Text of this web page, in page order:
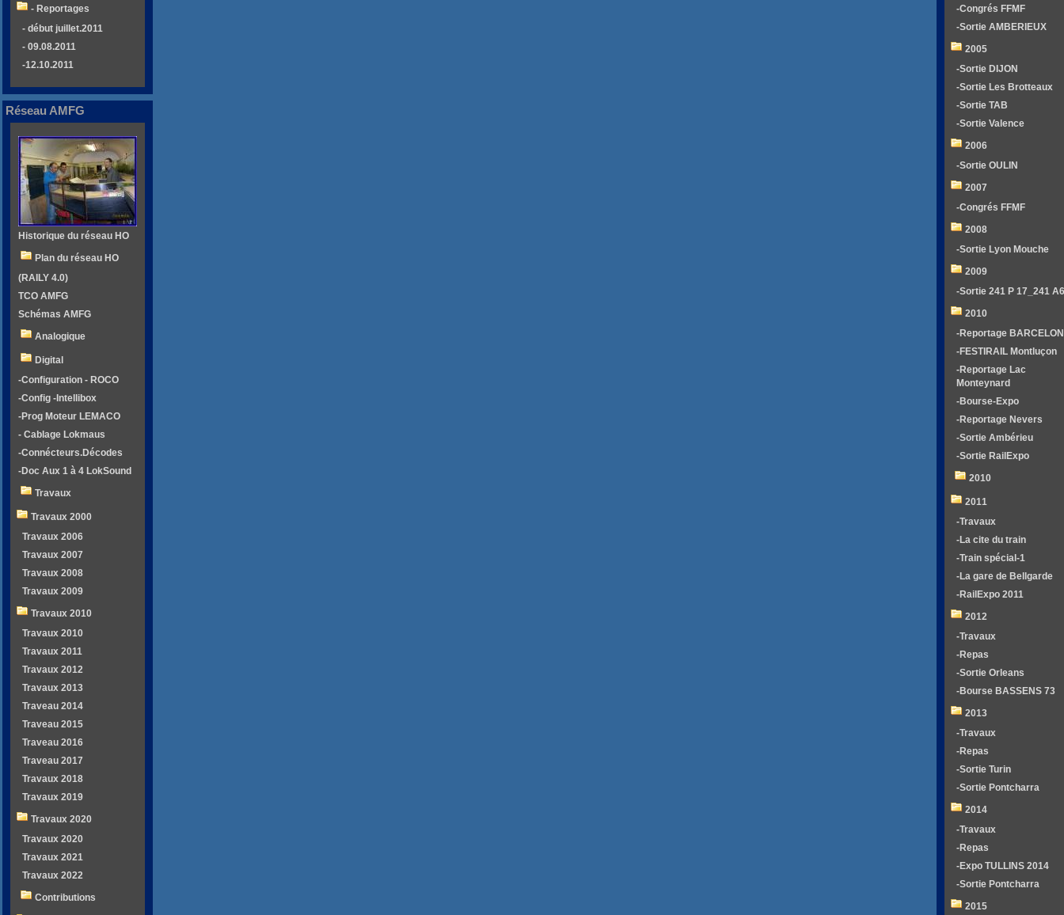
- Reportages
- début juillet.2011
- 09.08.2011
-12.10.2011
Réseau AMFG
Historique du réseau HO
Plan du réseau HO
(RAILY 4.0)
TCO AMFG
Schémas AMFG
Analogique
Digital
-Configuration - ROCO
-Config -Intellibox
-Prog Moteur LEMACO
- Cablage Lokmaus
-Connécteurs.Décodes
-Doc Aux 1 à 4 LokSound
Travaux
Travaux 2000
Travaux 2006
Travaux 2007
Travaux 2008
Travaux 2009
Travaux 2010
Travaux 2010
Travaux 2011
Travaux 2012
Travaux 2013
Traveau 2014
Traveau 2015
Traveau 2016
Traveau 2017
Travaux 2018
Travaux 2019
Travaux 2020
Travaux 2020
Travaux 2021
Travaux 2022
Contributions
-Congrés FFMF
-Sortie AMBERIEUX
2005
-Sortie DIJON
-Sortie Les Brotteaux
-Sortie TAB
-Sortie Valence
2006
-Sortie OULIN
2007
-Congrés FFMF
2008
-Sortie Lyon Mouche
2009
-Sortie 241 P 17_241
2010
-Reportage
-FESTIRAIL Montluçon
-Reportage Lac
Monteynard
-Bourse-Expo
-Reportage Nevers
-Sortie Ambérieu
-Sortie RailExpo
2010
2011
-Travaux
-La cite du train
-Train spécial-1
-La gare de Bellgarde
-RailExpo 2011
2012
-Travaux
-Repas
-Sortie Orleans
-Bourse BASSENS 73
2013
-Travaux
-Repas
-Sortie Turin
-Sortie Pontcharra
2014
-Travaux
-Repas
-Expo TULLINS 2014
-Sortie Pontcharra
2015